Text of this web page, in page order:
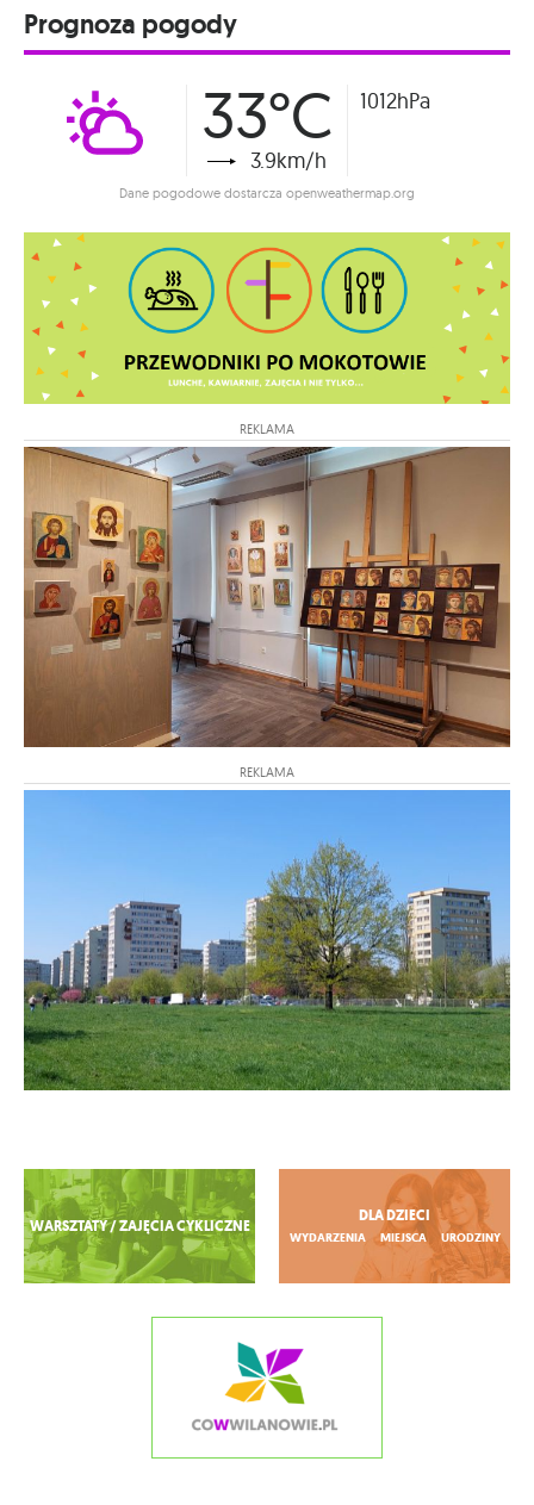
Prognoza pogody
33°C
3.9km/h
1012hPa
Dane pogodowe dostarcza openweathermap.org
REKLAMA
REKLAMA
Zobacz więcej
WARSZTATY / ZAJĘCIA CYKLICZNE
DLA DZIECI
WYDARZENIA MIEJSCA URODZINY